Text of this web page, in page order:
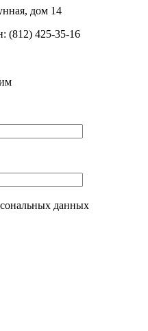
дом 14
(812) 425-35-16
данных